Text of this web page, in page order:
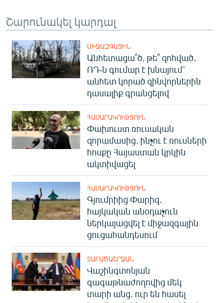
Շարունակել կարդալ
ՄԻՋԱԶԳԱՅԻՆ
Անհետացա՞ծ, թե՞ զոհված․
ՌԴ-ն գումար է խնայում՝
անհետ կորած զինվորներին
դասալիք գրանցելով
ՀԱՍԱՐԱԿՈՒԹՅՈՒՆ
Փախուստ ռուսական
զորամասից. ինչու է ռուսների
հոսքը Հայաստան կրկին
ակտիվացել
ՀԱՍԱՐԱԿՈՒԹՅՈՒՆ
Գյումրիից Փարիզ․
հայկական անօդաչուն
ներկայացվել է միջազգային
ցուցահանդեսում
ՏԱՐԱԾԱՇՐՋԱՆ
Վաշինգտոնյան
գագաթնաժողովից մեկ
տարի անց. ուր են հասել